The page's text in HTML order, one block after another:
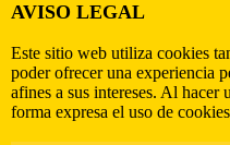
AVISO LEGAL
Este sitio web utiliza cookies
poder ofrecer una experiencia
afines a sus intereses. Al hacer
forma expresa el uso de